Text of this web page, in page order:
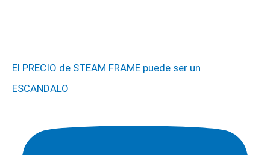
El PRECIO de STEAM FRAME puede ser un
ESCANDALO